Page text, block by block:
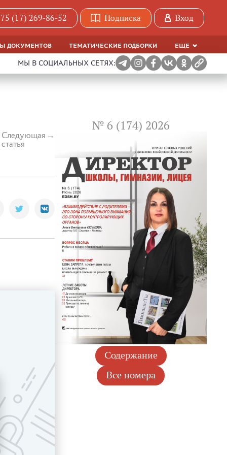
(17) 269-86-52 Подписка Вход
ДОКУМЕНТОВ ТЕМАТИЧЕСКИЕ ПОДБОРКИ ЕЩЕ
МЫ В СОЦИАЛЬНЫХ СЕТЯХ:
Следующая
статья
№ 6 (174) 2026